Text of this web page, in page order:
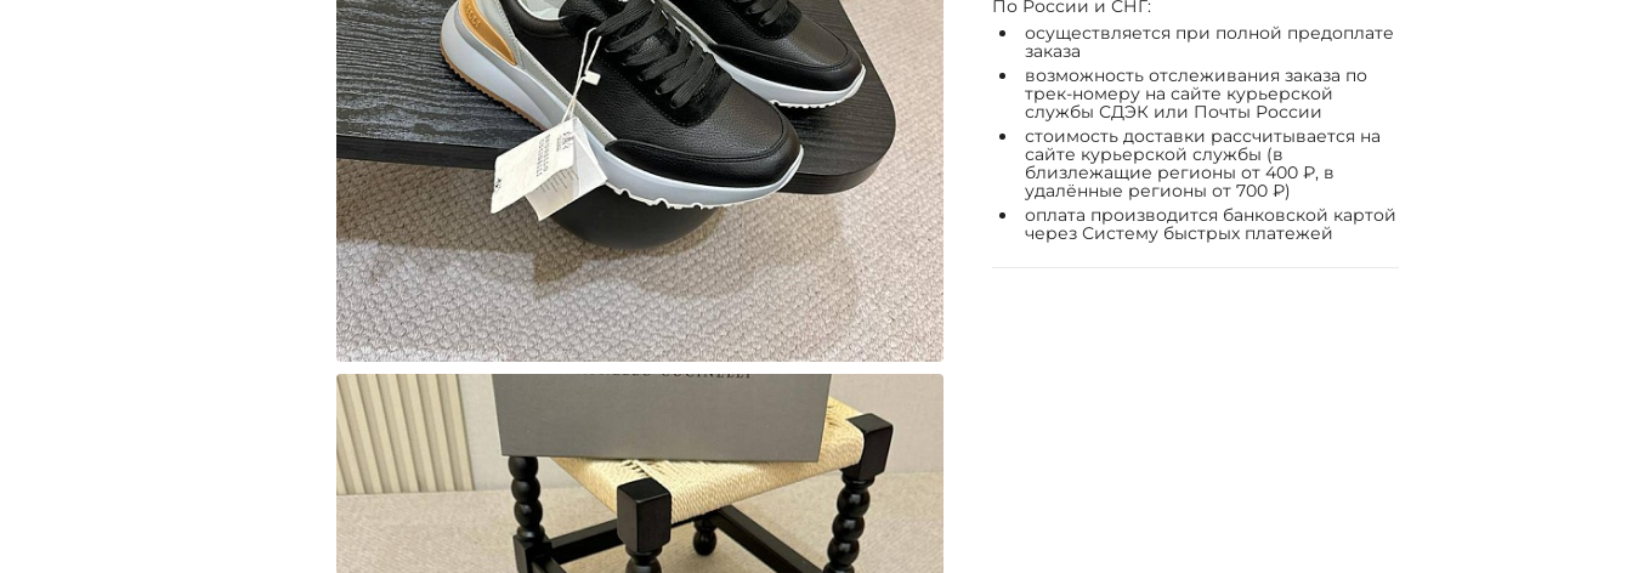
По России и СНГ:
осуществляется при полной предоплате
заказа
возможность отслеживания заказа по
трек-номеру на сайте курьерской
службы СДЭК или Почты России
стоимость доставки рассчитывается на
сайте курьерской службы (в
близлежащие регионы от 400 ₽, в
удалённые регионы от 700 ₽)
оплата производится банковской картой
через Систему быстрых платежей